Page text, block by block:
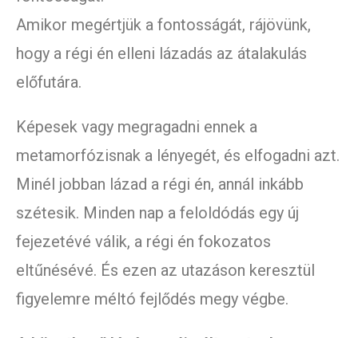
Amikor megértjük a fontosságát, rájövünk,
hogy a régi én elleni lázadás az átalakulás
előfutára.
Képesek vagy megragadni ennek a
metamorfózisnak a lényegét, és elfogadni azt.
Minél jobban lázad a régi én, annál inkább
szétesik. Minden nap a feloldódás egy új
fejezetévé válik, a régi én fokozatos
eltűnésévé. És ezen az utazáson keresztül
figyelemre méltó fejlődés megy végbe.